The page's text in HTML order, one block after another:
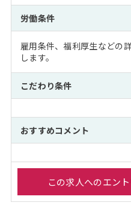
労働条件
雇用条件、福利厚生などの
します。
こだわり条件
おすすめコメント
この求人へのエン